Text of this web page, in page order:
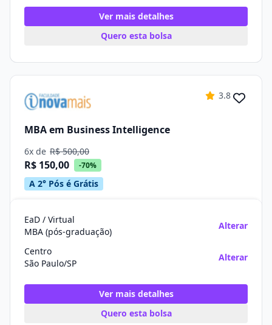
Ver mais detalhes
Quero esta bolsa
3.8
MBA em Business Intelligence
6x de R$ 500,00
R$ 150,00 -70%
A 2° Pós é Grátis
EaD / Virtual
MBA (pós-graduação)
Alterar
Centro
São Paulo/SP
Alterar
Ver mais detalhes
Quero esta bolsa